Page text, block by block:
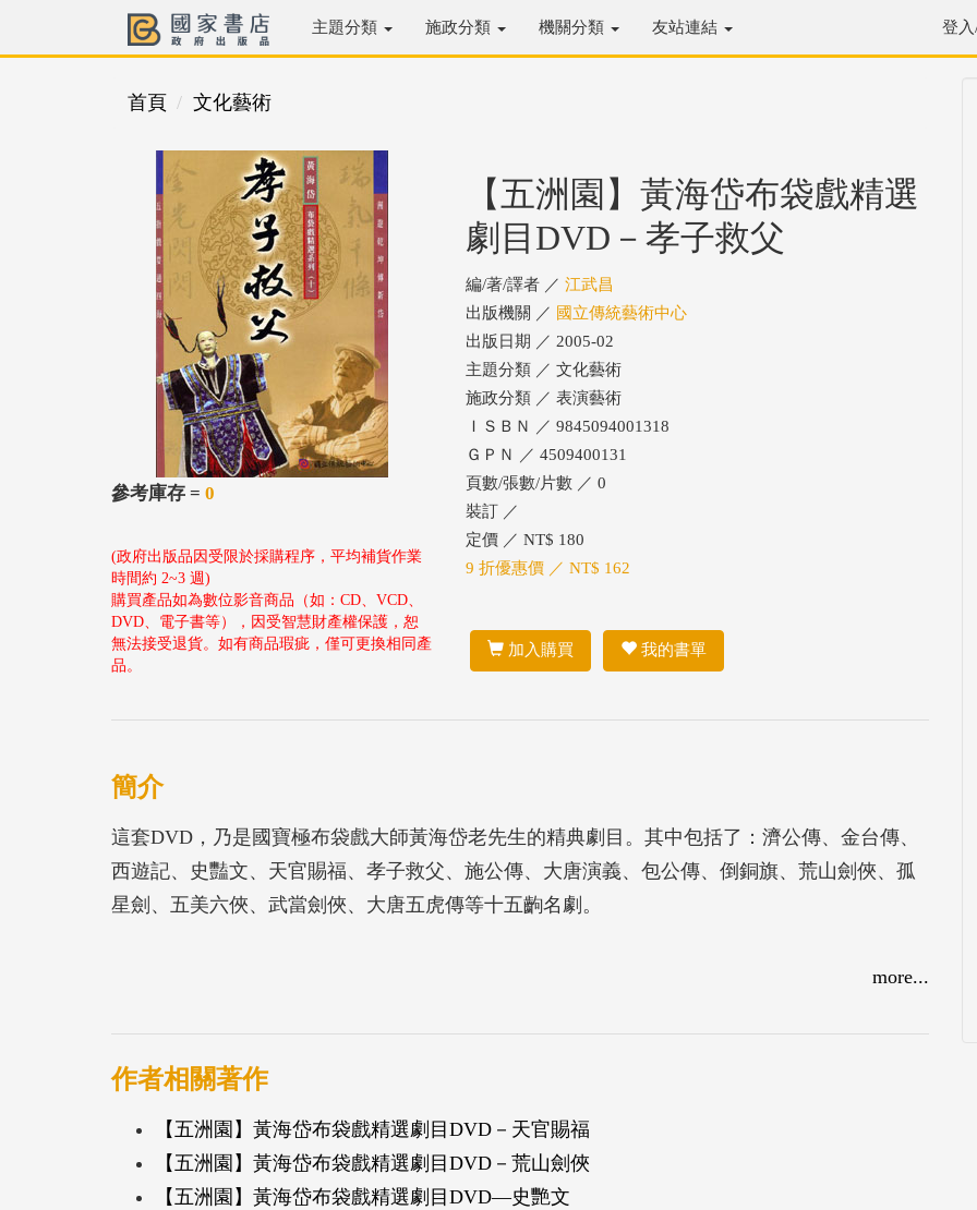
主題分類 施政分類 機關分類 友站連結 登
首頁 文化藝術
參考庫存 = 0
(政府出版品因受限於採購程序，平均補貨作業
時間約 2~3 週)
購買產品如為數位影音商品（如：CD、VCD、
DVD、電子書等），因受智慧財產權保護，恕
無法接受退貨。如有商品瑕疵，僅可更換相同產
品。
【五洲園】黃海岱布袋戲精選
劇目DVD－孝子救父
編/著/譯者 ／ 江武昌
出版機關 ／ 國立傳統藝術中心
出版日期 ／ 2005-02
主題分類 ／ 文化藝術
施政分類 ／ 表演藝術
ＩＳＢＮ ／ 9845094001318
ＧＰＮ ／ 4509400131
頁數/張數/片數 ／ 0
裝訂 ／
定價 ／ NT$ 180
9 折優惠價 ／ NT$ 162
加入購買 我的書單
簡介
這套DVD，乃是國寶極布袋戲大師黃海岱老先生的精典劇目。其中包括了：濟公傳、金台傳、
西遊記、史豔文、天官賜福、孝子救父、施公傳、大唐演義、包公傳、倒銅旗、荒山劍俠、孤
星劍、五美六俠、武當劍俠、大唐五虎傳等十五齣名劇。
more...
作者相關著作
【五洲園】黃海岱布袋戲精選劇目DVD－天官賜福
【五洲園】黃海岱布袋戲精選劇目DVD－荒山劍俠
【五洲園】黃海岱布袋戲精選劇目DVD—史艷文